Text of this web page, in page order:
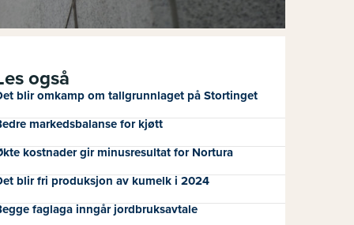
også
blir omkamp om tallgrunnlaget på Stortinget
markedsbalanse for kjøtt
kostnader gir minusresultat for Nortura
blir fri produksjon av kumelk i 2024
faglaga inngår jordbruksavtale